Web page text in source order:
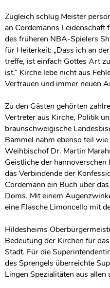
Zugleich schlug Meister
an Cordemanns Leidenschaft
des früheren NBA-Spielers
für Heiterkeit: „Dass ich an
treffe, ist einfach Gottes Art
ist.“ Kirche lebe nicht aus
Vertrauen und immer neuen
Zu den Gästen gehörten
Vertreter aus Kirche, Politik
braunschweigische
Bammel nahm ebenso teil
Weihbischof Dr. Martin
Geistliche der
das Verbindende der
Cordemann ein Buch über
Doms. Mit einem
eine Flasche Limoncello mit
Hildesheims
Bedeutung der Kirchen für
Stadt. Für die
des Sprengels überreichte
Lingen Spezialitäten aus allen